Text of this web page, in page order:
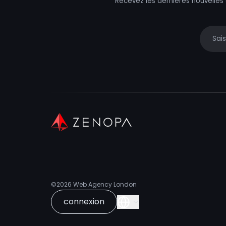
©2026 Web Agency London
connexion